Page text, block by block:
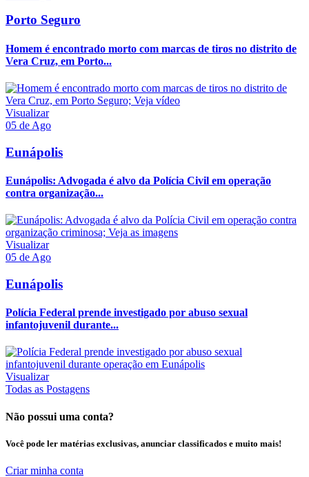
Porto Seguro
Homem é encontrado morto com marcas de tiros no distrito de
Vera Cruz, em Porto...
Visualizar
05 de Ago
Eunápolis
Eunápolis: Advogada é alvo da Polícia Civil em operação
contra organização...
Visualizar
05 de Ago
Eunápolis
Polícia Federal prende investigado por abuso sexual
infantojuvenil durante...
Visualizar
Todas as Postagens
Não possui uma conta?
Você pode ler matérias exclusivas, anunciar classificados e muito mais!
Criar minha conta